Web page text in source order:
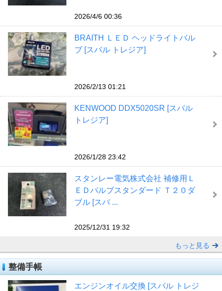
2026/4/6 00:36
BRAITH ＬＥＤ ヘッドライトバル
ブ [スバル トレジア]
2026/2/13 01:21
KENWOOD DDX5020SR [スバル
トレジア]
2026/1/28 23:42
スタンレー電気株式会社 補修用Ｌ
ＥＤバルブスタンダード Ｔ２０ダ
ブル [スバ ...
2025/12/31 19:32
もっと見る
整備手帳
エンジンオイル交換 [スバル トレジ